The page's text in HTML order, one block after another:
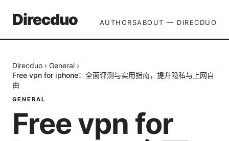
Direcduo AUTHORSABOUT — DIRECDUO
Direcduo › General ›
Free vpn for iphone：全面评测与实用指南，提升隐私与上网自
由
GENERAL
Free vpn for